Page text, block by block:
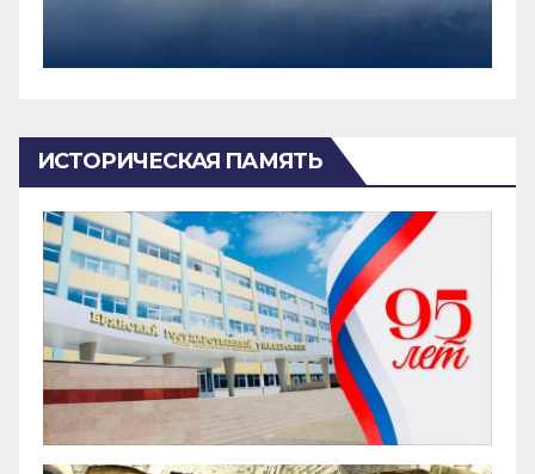
ИСТОРИЧЕСКАЯ ПАМЯТЬ